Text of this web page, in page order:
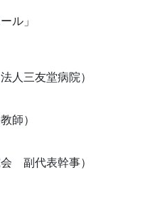
ル」
三友堂病院）
師）
副代表幹事）